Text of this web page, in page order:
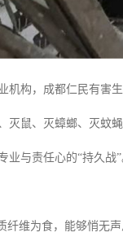
机构，成都仁民有害
灭鼠、灭蟑螂、灭蚊
与责任心的“持久战”
纤维为食，能够悄无